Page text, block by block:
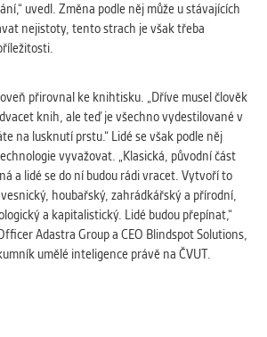
anonymizovaných
které nám pomáhají
aplikace. Zpravidla jde o
zobrazení
a cílení obsahu podle
Zpravidla jde o
třetích stran, které nám
chování
uvedl. Změna podle něj může u stávajících
nejistoty, tento strach je však třeba
přirovnal ke knihtisku. „Dříve musel člověk
knih, ale teď je všechno vydestilované v
na lusknutí prstu.“ Lidé se však podle něj
vyvažovat. „Klasická, původní část
a lidé se do ní budou rádi vracet. Vytvoří to
houbařský, zahrádkářský a přírodní,
a kapitalistický. Lidé budou přepínat,“
Adastra Group a CEO Blindspot Solutions,
umělé inteligence právě na ČVUT.